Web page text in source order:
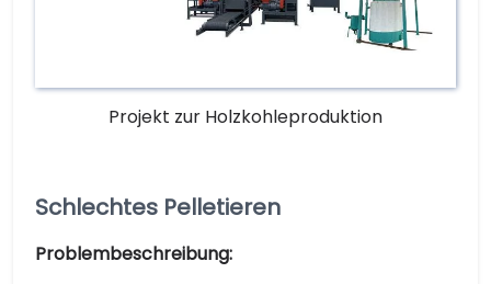
Projekt zur Holzkohleproduktion
Schlechtes Pelletieren
Problembeschreibung: